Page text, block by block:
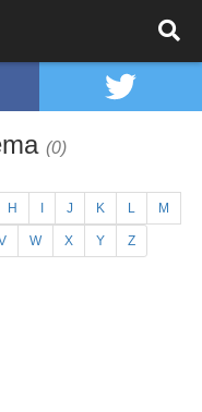
(0)
H J K L M
W X Y Z